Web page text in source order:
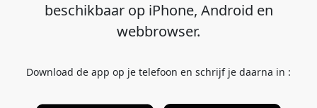
beschikbaar op iPhone, Android en
webbrowser.
Download de app op je telefoon en schrijf je daarna in :